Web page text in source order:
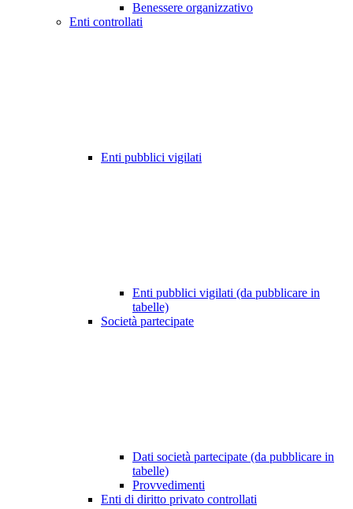
Benessere organizzativo
Enti controllati
Enti pubblici vigilati
Enti pubblici vigilati (da pubblicare in
tabelle)
Società partecipate
Dati società partecipate (da pubblicare in
tabelle)
Provvedimenti
Enti di diritto privato controllati